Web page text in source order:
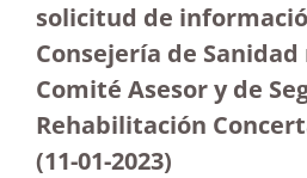
solicitud de
Consejería de
Comité Asesor y de
Rehabilitación
(11-01-2023)